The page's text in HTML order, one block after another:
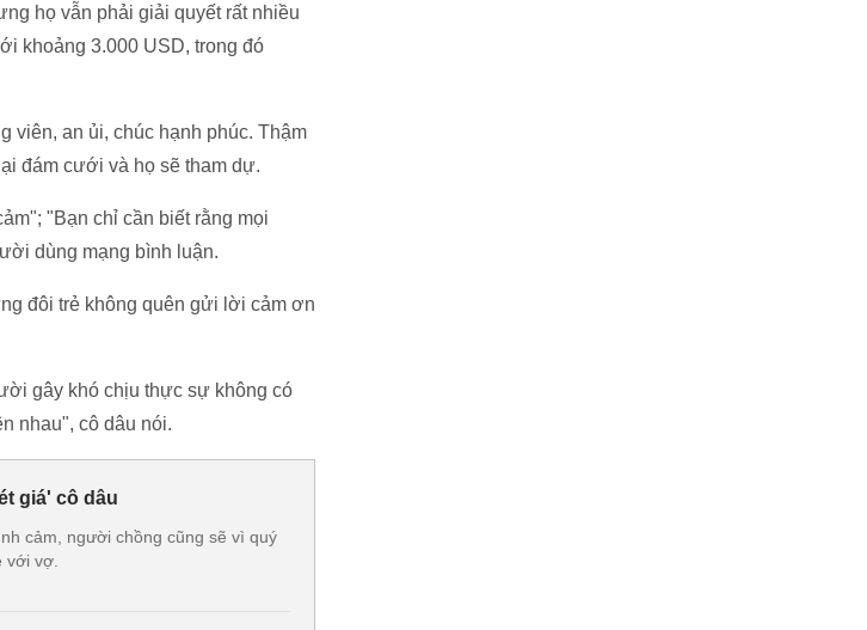
họ vẫn phải giải quyết rất nhiều
khoảng 3.000 USD, trong đó
viên, an ủi, chúc hạnh phúc. Thậm
đám cưới và họ sẽ tham dự.
"Bạn chỉ cần biết rằng mọi
dùng mạng bình luận.
đôi trẻ không quên gửi lời cảm ơn
gây khó chịu thực sự không có
nhau", cô dâu nói.
giá' cô dâu
cảm, người chồng cũng sẽ vì quý
với vợ.